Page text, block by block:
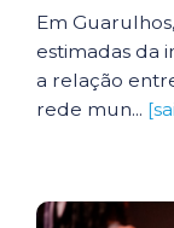
Em
estimadas da
a relação
rede mun...